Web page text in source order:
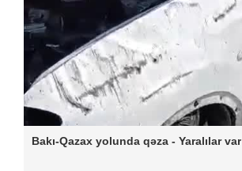
Bakı-Qazax yolunda qəza - Yaralılar var